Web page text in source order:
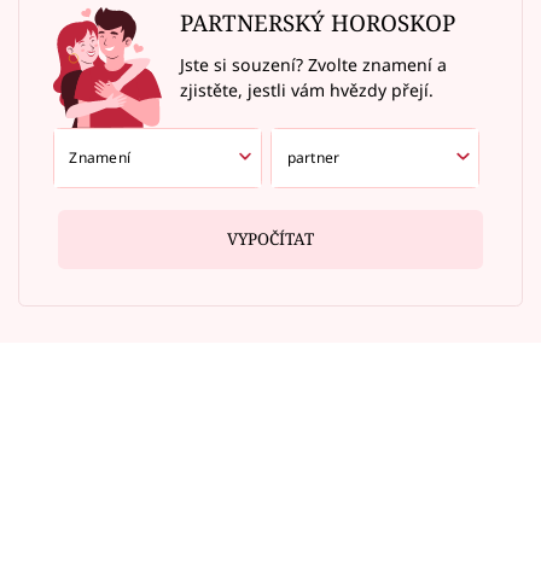
PARTNERSKÝ HOROSKOP
Jste si souzení? Zvolte znamení a
zjistěte, jestli vám hvězdy přejí.
VYPOČÍTAT